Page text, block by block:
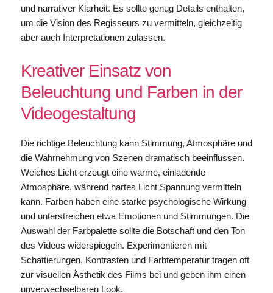
und narrativer Klarheit. Es sollte genug Details enthalten,
um die Vision des Regisseurs zu vermitteln, gleichzeitig
aber auch Interpretationen zulassen.
Kreativer Einsatz von
Beleuchtung und Farben in der
Videogestaltung
Die richtige Beleuchtung kann Stimmung, Atmosphäre und
die Wahrnehmung von Szenen dramatisch beeinflussen.
Weiches Licht erzeugt eine warme, einladende
Atmosphäre, während hartes Licht Spannung vermitteln
kann. Farben haben eine starke psychologische Wirkung
und unterstreichen etwa Emotionen und Stimmungen. Die
Auswahl der Farbpalette sollte die Botschaft und den Ton
des Videos widerspiegeln. Experimentieren mit
Schattierungen, Kontrasten und Farbtemperatur tragen oft
zur visuellen Ästhetik des Films bei und geben ihm einen
unverwechselbaren Look.